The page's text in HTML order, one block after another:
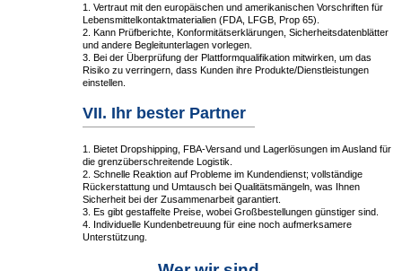
1. Vertraut mit den europäischen und amerikanischen Vorschriften für
Lebensmittelkontaktmaterialien (FDA, LFGB, Prop 65).
2. Kann Prüfberichte, Konformitätserklärungen, Sicherheitsdatenblätter
und andere Begleitunterlagen vorlegen.
3. Bei der Überprüfung der Plattformqualifikation mitwirken, um das
Risiko zu verringern, dass Kunden ihre Produkte/Dienstleistungen
einstellen.
VII. Ihr bester Partner
1. Bietet Dropshipping, FBA-Versand und Lagerlösungen im Ausland für
die grenzüberschreitende Logistik.
2. Schnelle Reaktion auf Probleme im Kundendienst; vollständige
Rückerstattung und Umtausch bei Qualitätsmängeln, was Ihnen
Sicherheit bei der Zusammenarbeit garantiert.
3. Es gibt gestaffelte Preise, wobei Großbestellungen günstiger sind.
4. Individuelle Kundenbetreuung für eine noch aufmerksamere
Unterstützung.